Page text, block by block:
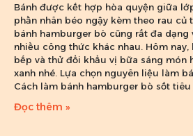
Bánh được kết hợp hòa quyện giữa
phần nhân béo ngậy kèm theo rau củ
bánh hamburger bò cũng rất đa
nhiều công thức khác nhau. Hôm nay,
bếp và thử đổi khẩu vị bữa sáng món
xanh nhé. Lựa chọn nguyên liệu làm
Cách làm bánh hamburger bò sốt tiêu
Đọc thêm »